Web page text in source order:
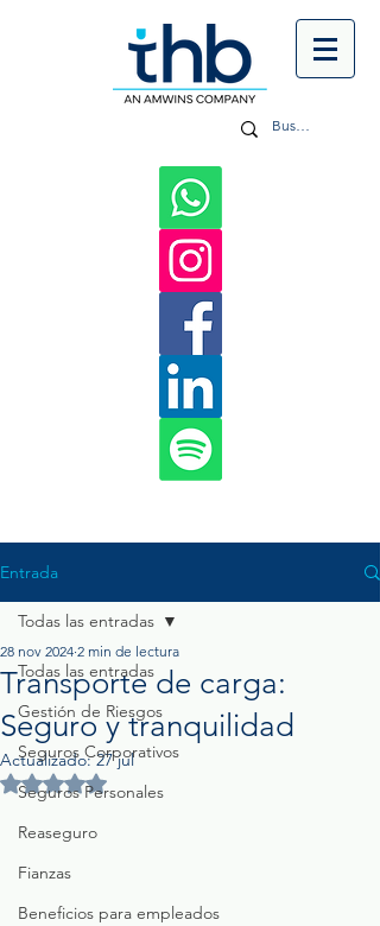
Entrada
Todas las entradas
Gestión de Riesgos
Seguros Corporativos
Seguros Personales
Reaseguro
Fianzas
Beneficios para empleados
Todas las entradas
Transporte de carga:
Seguro y tranquilidad
28 nov 2024 2 min de lectura
Actualizado:27 jul
Obtuvo NaN de 5 estrellas.